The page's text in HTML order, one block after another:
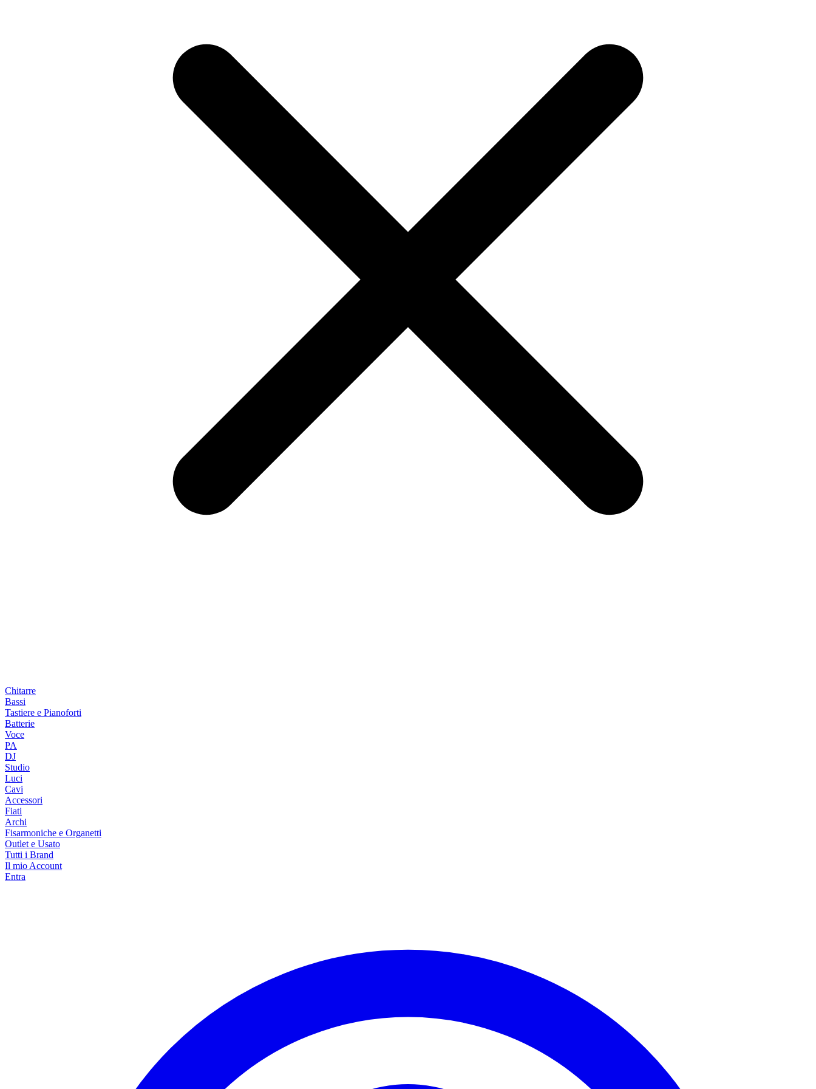
Chitarre
Bassi
Tastiere e Pianoforti
Batterie
Voce
PA
DJ
Studio
Luci
Cavi
Accessori
Fiati
Archi
Fisarmoniche e Organetti
Outlet e Usato
Tutti i Brand
Il mio Account
Entra